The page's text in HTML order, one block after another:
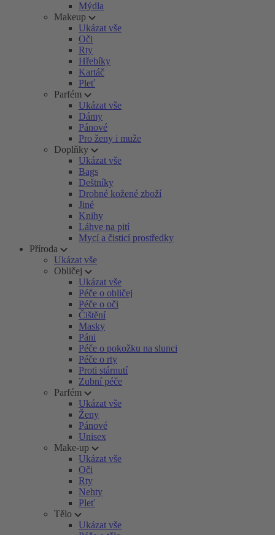
Mýdla
Makeup
Ukázat vše
Oči
Rty
Hřebíky
Kartáč
Pleť
Parfém
Ukázat vše
Dámy
Pánové
Pro ženy i muže
Doplňky
Ukázat vše
Bags
Deštníky
Drobné kožené zboží
Jiné
Knihy
Láhve na pití
Mycí a čisticí prostředky
Příroda
Ukázat vše
Obličej
Ukázat vše
Péče o obličej
Péče o oči
Čištění
Masky
Páni
Péče o pokožku na slunci
Péče o rty
Proti stárnutí
Zubní péče
Parfém
Ukázat vše
Ženy
Pánové
Unisex
Make-up
Ukázat vše
Oči
Rty
Nehty
Pleť
Tělo
Ukázat vše